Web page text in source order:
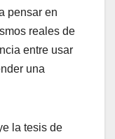
pensar en
reales de
entre usar
una
la tesis de